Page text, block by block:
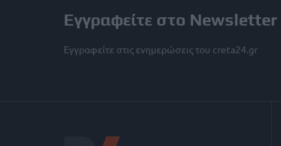
Εγγραφείτε στο Newsletter
Εγγραφείτε στις ενημερώσεις του creta24.gr